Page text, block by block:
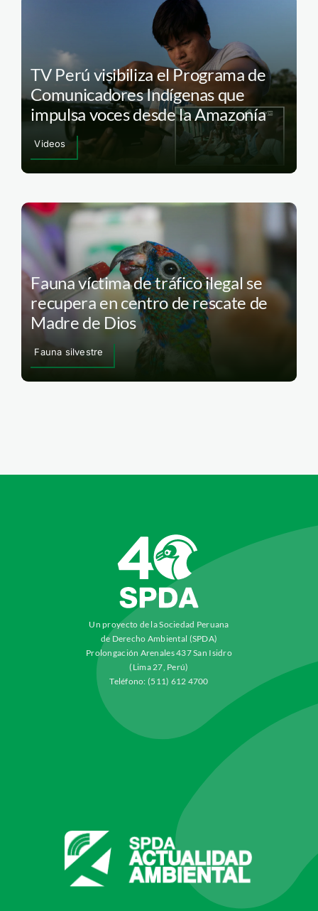
TV Perú visibiliza el Programa de
Comunicadores Indígenas que
impulsa voces desde la Amazonía
Videos
Fauna víctima de tráfico ilegal se
recupera en centro de rescate de
Madre de Dios
Fauna silvestre
Un proyecto de la Sociedad Peruana
de Derecho Ambiental (SPDA)
Prolongación Arenales 437 San Isidro
(Lima 27, Perú)
Teléfono: (511) 612 4700